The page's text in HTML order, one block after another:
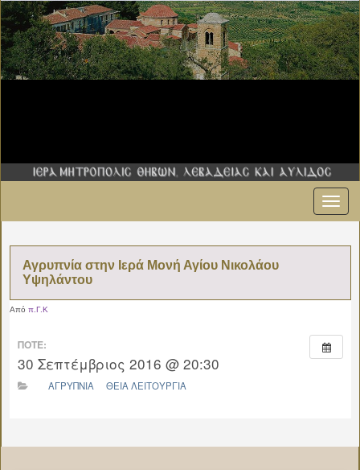
Αγρυπνία στην Ιερά Μονή Αγίου Νικολάου
Υψηλάντου
Από π.Γ.Κ
ΠΌΤΕ:
30 Σεπτέμβριος 2016 @ 20:30
ΑΓΡΥΠΝΙΑ ΘΕΙΑ ΛΕΙΤΟΥΡΓΙΑ